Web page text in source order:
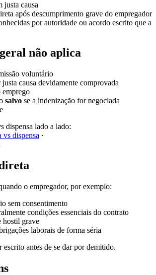
justa causa
após descumprimento grave do empregador
por autoridade ou acordo escrito que a
não aplica
voluntário
causa devidamente comprovada
salvo se a indenização for negociada
dispensa lado a lado:
vs dispensa ·
o empregador, por exemplo:
sem consentimento
condições essenciais do contrato
hostil grave
laborais de forma séria
antes de se dar por demitido.